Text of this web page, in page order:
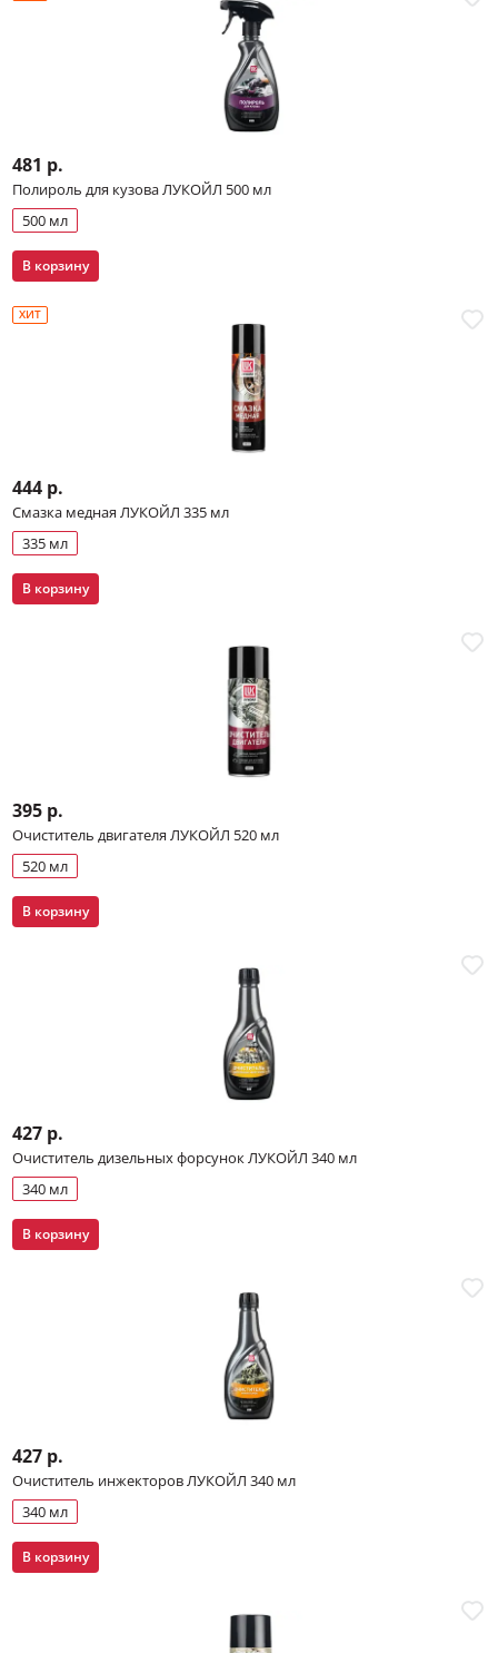
481 р.
Полироль для кузова ЛУКОЙЛ 500 мл
500 мл
В корзину
ХИТ
444 р.
Смазка медная ЛУКОЙЛ 335 мл
335 мл
В корзину
395 р.
Очиститель двигателя ЛУКОЙЛ 520 мл
520 мл
В корзину
427 р.
Очиститель дизельных форсунок ЛУКОЙЛ 340 мл
340 мл
В корзину
427 р.
Очиститель инжекторов ЛУКОЙЛ 340 мл
340 мл
В корзину